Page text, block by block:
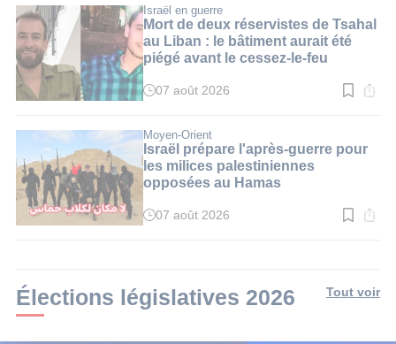
:
3
min.
Israël en guerre
Mort de deux réservistes de Tsahal
au Liban : le bâtiment aurait été
piégé avant le cessez-le-feu
Temps
:
3
min.
07 août 2026
Moyen-Orient
Israël prépare l'après-guerre pour
les milices palestiniennes
opposées au Hamas
Temps
07 août 2026
Élections législatives 2026 Tout voir